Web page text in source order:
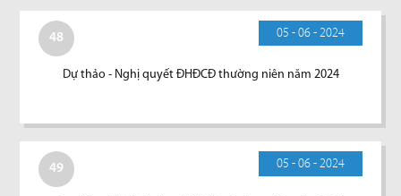
48 05 - 06 - 2024
Dự thảo - Nghị quyết ĐHĐCĐ thường niên năm 2024
49 05 - 06 - 2024